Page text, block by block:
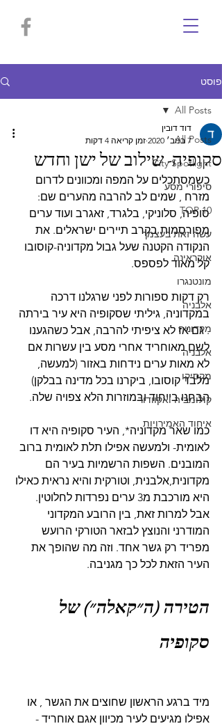
פוסט
All Posts
Сity Spotlight
סיפורי מסע
TOP 10
עשה זאת בעצמך
אוקראינה
מונטנגרו
אלבניה
מקדוניה
אלבניה
מקסיקו
קולומביה ואקוודור
איחוד האמירויות
All Posts
סקופיה- שילוב של ישן וחדש
דוד דובין
7 בנוב׳ 2020
זמן קריאה 4 דקות
כשמסתכלים על המפה ומכוונים לדרום
מזרח , שמים לב להרבה מהערים שם:
סופיה, סלוניקי, בלגרד, זאגרב ועוד ערים
מפורסמות בקרב תיירים ישראלים. את
הנקודה הקטנה שעל גבול מקדוניה-קוסובו
קל מאוד לפספס.
רק דקות ספורות לפני שרגלנו דרכה
במקדוניה, גיליתי שסקופיה היא עיר בירתה
. גם אז לא ציפיתי להרבה, אבל כשהגענו
לשם מאוחריד אחרי מסע בין עשרות אם
לא מאות ערים נידחות באזור (למעשה,
מלבד קוסובו, ביקרנו בכל מדינה בבלקן)
הבחנו בייחוד ובמוזרות הלא צפויה שלה.
כמו שאר מקדוניה*, העיר סקופיה היא דו
לאומית- ולמעשה אפילו תלת לאומית ברוב
המובנים. השפות הרשמיות בעיר הם
מקדונית,אלבנית, וטורקית והיא נראית כאילו
היא מורכבת מ3 ערים נפרדות לחלוטין.
אבל למרות זאת, בין הרובע המקדוני
המודרני והנוצץ לבזאר הטורקי הרועש
מפריד רק גשר אחד. וזה מה שהופך את
העיר הזאת לכל כך מגניבה.
הטירה (ה״קאלה״) של
סקופיה
מיד ברגע הראשון שחוצים את הגשר , או
אפילו מגיעים לעיר מכיוון אגם אוחריד -